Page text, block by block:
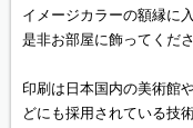
イメージカラーの額縁に
是非お部屋に飾ってくだ
印刷は日本国内の美術館
どにも採用されている技